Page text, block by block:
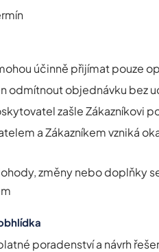
účinně přijímat pouze
odmítnout objednávku bez
zašle Zákazníkovi
a Zákazníkem vzniká
změny nebo doplňky
poradenství a návrh